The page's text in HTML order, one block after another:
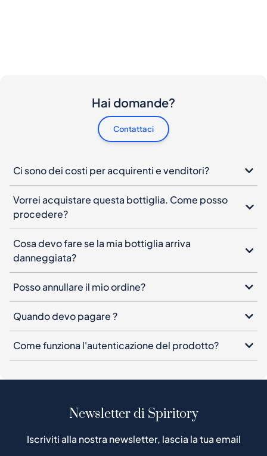
Hai domande?
Contattaci
Ci sono dei costi per acquirenti e venditori?
Vorrei acquistare questa bottiglia. Come posso
procedere?
Cosa devo fare se la mia bottiglia arriva
danneggiata?
Posso annullare il mio ordine?
Quando devo pagare ?
Come funziona l'autenticazione del prodotto?
Newsletter di Spiritory
Iscriviti alla nostra newsletter, lascia la tua email